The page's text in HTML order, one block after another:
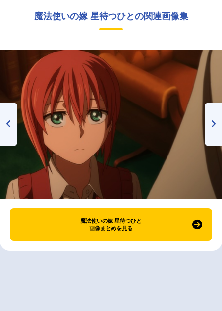
魔法使いの嫁 星待つひとの関連画像集
魔法使いの嫁 星待つひと
画像まとめを見る